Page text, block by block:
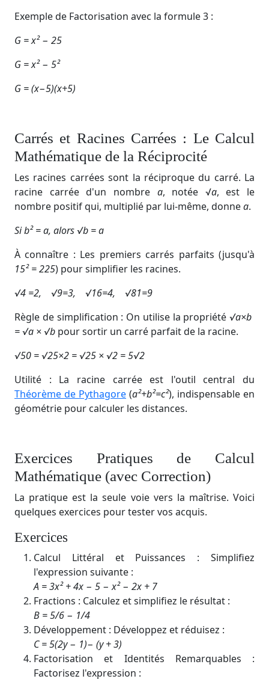
Exemple de Factorisation avec la formule 3 :
G = x² − 25
G = x² − 5²
G = (x−5)(x+5)
Carrés et Racines Carrées : Le Calcul
Mathématique de la Réciprocité
Les racines carrées sont la réciproque du carré. La
racine carrée d'un nombre a, notée √a, est le
nombre positif qui, multiplié par lui-même, donnea.
Si b² = a, alors √b = a
À connaître : Les premiers carrés parfaits (jusqu'à
15² = 225) pour simplifier les racines.
√4 ​ =2, √9​=3, √16​=4, √81​=9
Règle de simplification : On utilise la propriété√a×b
= √a ​× √b ​ pour sortir un carré parfait de la racine.
√50 ​ = √25×2 ​ = √25 ​ × √2 ​ = 5√2
Utilité : La racine carrée est l'outil central du
Théorème de Pythagore (a²+b²=c²), indispensable en
géométrie pour calculer les distances.
Exercices Pratiques de Calcul
Mathématique (avec Correction)
La pratique est la seule voie vers la maîtrise. Voici
quelques exercices pour tester vos acquis.
Exercices
Calcul Littéral et Puissances : Simplifiez
l'expression suivante :
A​ = 3x² + 4x − 5 − x² − 2x + 7
Fractions : Calculez et simplifiez le résultat :
B​ = 5/6 ​− 1/4​
Développement : Développez et réduisez :
C​ = 5(2y − 1)− (y + 3)
Factorisation et Identités Remarquables :
Factorisez l'expression :